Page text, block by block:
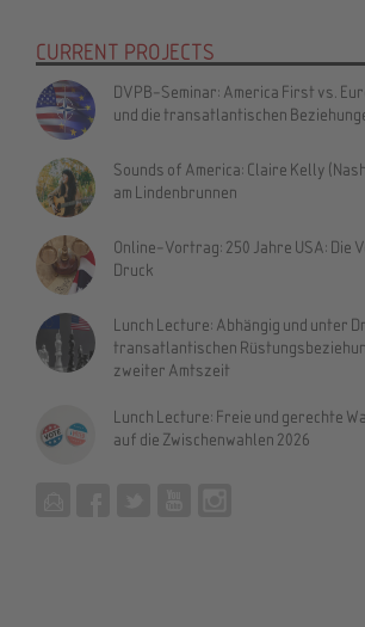
CURRENT PROJECTS
DVPB-Seminar: America First vs.
und die transatlantischen
Sounds of America: Claire Kelly
am Lindenbrunnen
Online-Vortrag: 250 Jahre USA: Die
Druck
Lunch Lecture: Abhängig und unter
transatlantischen
zweiter Amtszeit
Lunch Lecture: Freie und gerechte
auf die Zwischenwahlen 2026